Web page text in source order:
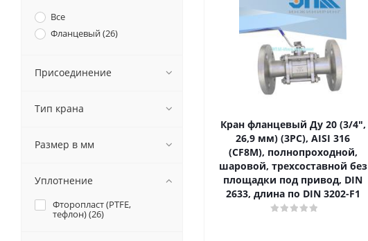
Кран фланцевый Ду 20 (3/4ʺ,
26,9 мм) (3PC), AISI 316
(CF8M), полнопроходной,
шаровой, трехсоставной без
площадки под привод, DIN
2633, длина по DIN 3202-F1
Все
Фланцевый (26)
Присоединение
Тип крана
Размер в мм
Уплотнение
Фторопласт (PTFE,
тефлон) (26)